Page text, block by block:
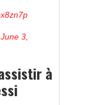
June 3,
à